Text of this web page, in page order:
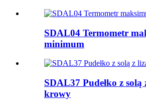
SDAL04 Termometr
minimum
SDAL37 Pudełko z solą
krowy